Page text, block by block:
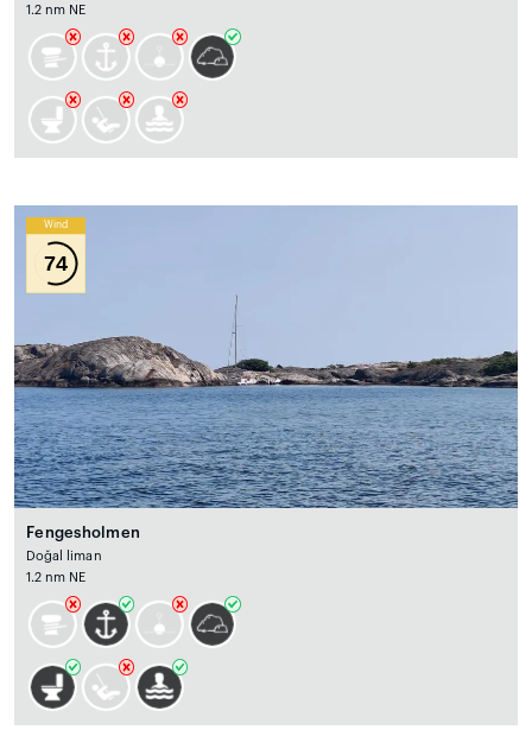
1.2 nm NE
Wind
74
Fengesholmen
Doğal liman
1.2 nm NE